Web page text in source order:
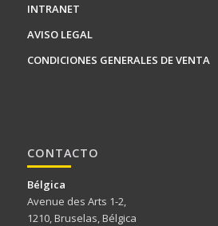
INTRANET
AVISO LEGAL
CONDICIONES GENERALES DE VENTA
CONTACTO
Bélgica
Avenue des Arts 1-2,
1210, Bruselas, Bélgica